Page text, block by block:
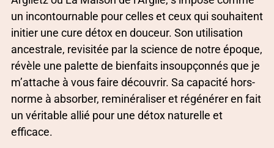
un incontournable pour celles et ceux qui souhaitent
initier une cure détox en douceur. Son utilisation
ancestrale, revisitée par la science de notre époque,
révèle une palette de bienfaits insoupçonnés que je
m’attache à vous faire découvrir. Sa capacité hors-
norme à absorber, reminéraliser et régénérer en fait
un véritable allié pour une détox naturelle et
efficace.